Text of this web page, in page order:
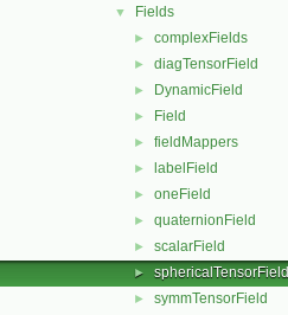
▼ Fields
► complexFields
► diagTensorField
► DynamicField
► Field
► fieldMappers
► labelField
► oneField
► quaternionField
► scalarField
► sphericalTensorField
► symmTensorField